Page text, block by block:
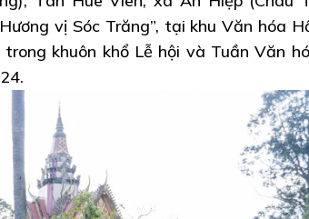
vị Sóc Trăng”, tại khu Văn hóa
khuôn khổ Lễ hội và Tuần Văn